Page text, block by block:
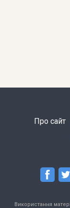
Про сайт
Використання